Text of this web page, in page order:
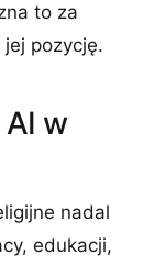
to za
pozycję.
w
nadal
edukacji,